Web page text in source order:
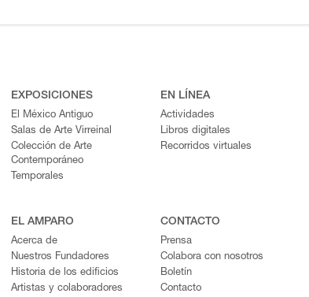
EXPOSICIONES
El México Antiguo
Salas de Arte Virreinal
Colección de Arte
Contemporáneo
Temporales
EN LÍNEA
Actividades
Libros digitales
Recorridos virtuales
EL AMPARO
Acerca de
Nuestros Fundadores
Historia de los edificios
Artistas y colaboradores
CONTACTO
Prensa
Colabora con nosotros
Boletín
Contacto